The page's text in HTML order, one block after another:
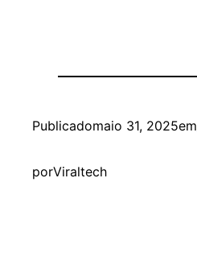
Publicadomaio 31, 2025em
porViraltech